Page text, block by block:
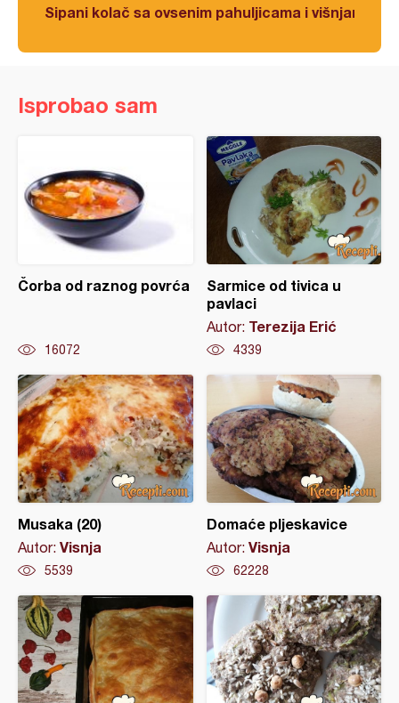
Sipani kolač sa ovsenim pahuljicama i višnjama
Isprobao sam
Čorba od raznog povrća
16072
Sarmice od tivica u
pavlaci
Autor: Terezija Erić
4339
Musaka (20)
Autor: Visnja
5539
Domaće pljeskavice
Autor: Visnja
62228